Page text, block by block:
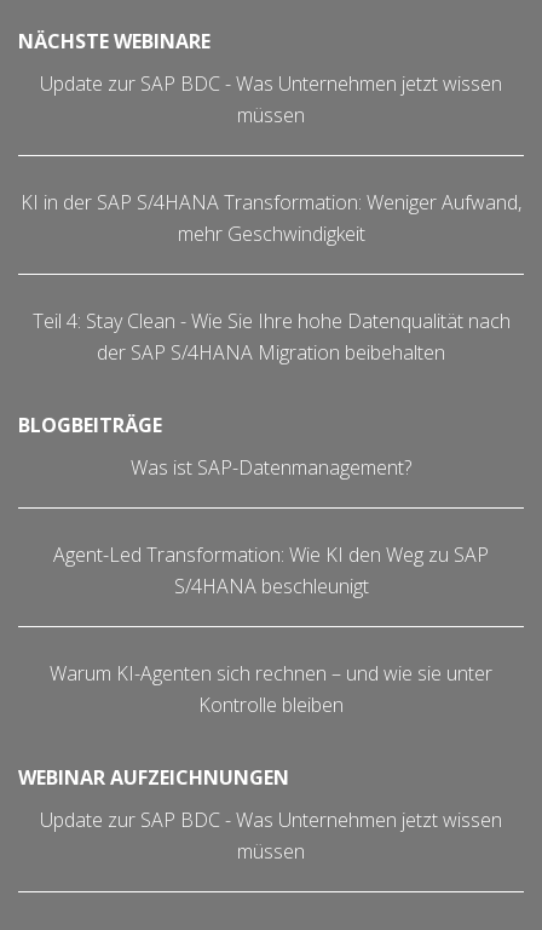
NÄCHSTE WEBINARE
Update zur SAP BDC - Was Unternehmen jetzt wissen
müssen
KI in der SAP S/4HANA Transformation: Weniger Aufwand,
mehr Geschwindigkeit
Teil 4: Stay Clean - Wie Sie Ihre hohe Datenqualität nach
der SAP S/4HANA Migration beibehalten
BLOGBEITRÄGE
Was ist SAP-Datenmanagement?
Agent-Led Transformation: Wie KI den Weg zu SAP
S/4HANA beschleunigt
Warum KI-Agenten sich rechnen – und wie sie unter
Kontrolle bleiben
WEBINAR AUFZEICHNUNGEN
Update zur SAP BDC - Was Unternehmen jetzt wissen
müssen